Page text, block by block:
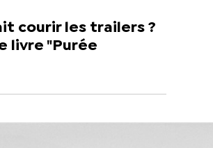
courir les trailers ?
livre "Purée